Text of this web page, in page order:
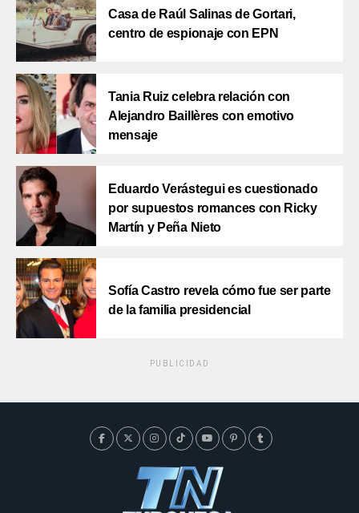
Casa de Raúl Salinas de Gortari,
centro de espionaje con EPN
Tania Ruiz celebra relación con
Alejandro Baillères con emotivo
mensaje
Eduardo Verástegui es cuestionado
por supuestos romances con Ricky
Martín y Peña Nieto
Sofía Castro revela cómo fue ser parte
de la familia presidencial
PUBLICIDAD